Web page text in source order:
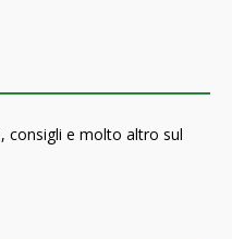
consigli e molto altro sul